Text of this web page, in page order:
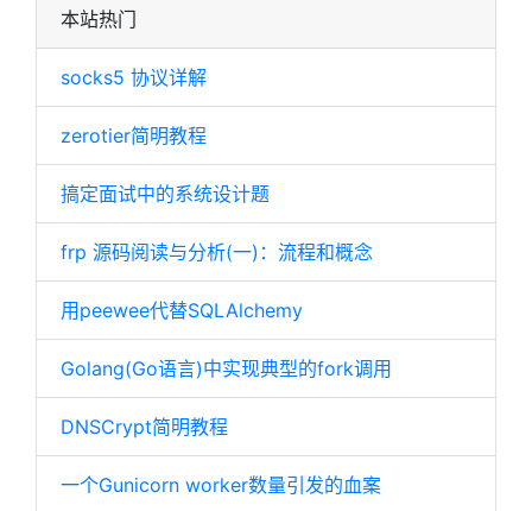
本站热门
socks5 协议详解
zerotier简明教程
搞定面试中的系统设计题
frp 源码阅读与分析(一)：流程和概念
用peewee代替SQLAlchemy
Golang(Go语言)中实现典型的fork调用
DNSCrypt简明教程
一个Gunicorn worker数量引发的血案